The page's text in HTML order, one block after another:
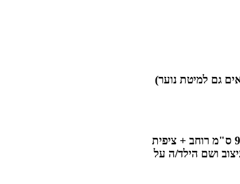
גם למיטת נוער)
מתאים למיטת יחיד בגודל 2.00 מטר על 95 ס"מ רוחב + ציפית
הדפסת עיצוב ושם הילד/ה על